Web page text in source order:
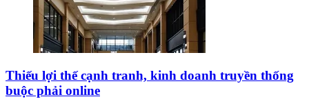
Thiếu lợi thế cạnh tranh, kinh doanh truyền thống
buộc phải online